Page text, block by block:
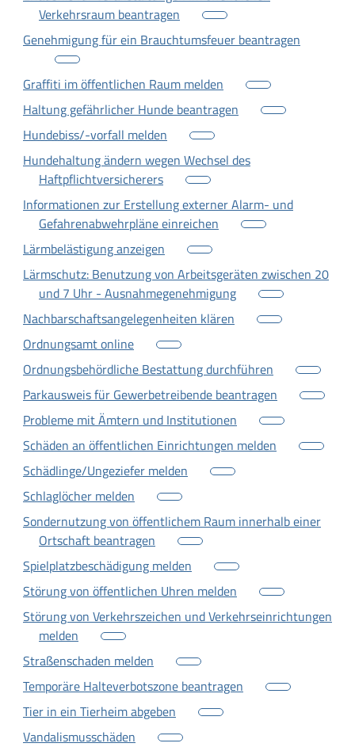
Verkehrsraum beantragen
Genehmigung für ein Brauchtumsfeuer beantragen
Graffiti im öffentlichen Raum melden
Haltung gefährlicher Hunde beantragen
Hundebiss/-vorfall melden
Hundehaltung ändern wegen Wechsel des
Haftpflichtversicherers
Informationen zur Erstellung externer Alarm- und
Gefahrenabwehrpläne einreichen
Lärmbelästigung anzeigen
Lärmschutz: Benutzung von Arbeitsgeräten zwischen 20
und 7 Uhr - Ausnahmegenehmigung
Nachbarschaftsangelegenheiten klären
Ordnungsamt online
Ordnungsbehördliche Bestattung durchführen
Parkausweis für Gewerbetreibende beantragen
Probleme mit Ämtern und Institutionen
Schäden an öffentlichen Einrichtungen melden
Schädlinge/Ungeziefer melden
Schlaglöcher melden
Sondernutzung von öffentlichem Raum innerhalb einer
Ortschaft beantragen
Spielplatzbeschädigung melden
Störung von öffentlichen Uhren melden
Störung von Verkehrszeichen und Verkehrseinrichtungen
melden
Straßenschaden melden
Temporäre Halteverbotszone beantragen
Tier in ein Tierheim abgeben
Vandalismusschäden